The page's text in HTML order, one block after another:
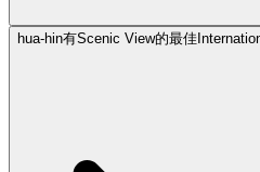
hua-hin有Scenic View的最佳